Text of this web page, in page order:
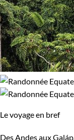
Le voyage en bref
Des Andes aux